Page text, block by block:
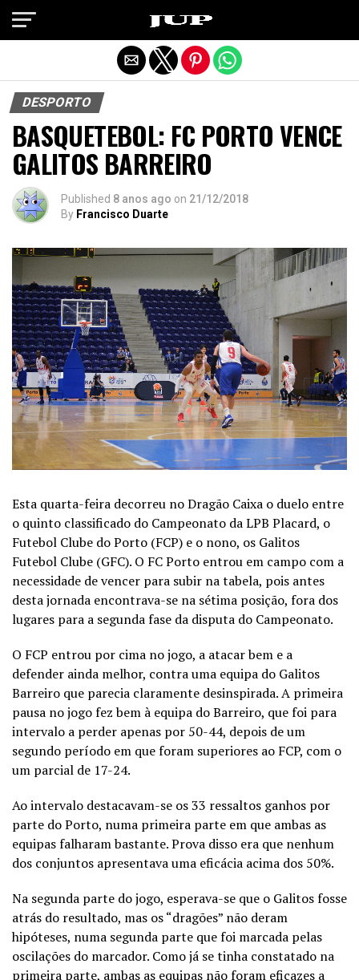
DESPORTO
BASQUETEBOL: FC PORTO VENCE
GALITOS BARREIRO
Published 8 anos ago on 21/12/2018
By Francisco Duarte
Esta quarta-feira decorreu no Dragão Caixa o duelo entre
o quinto classificado do Campeonato da LPB Placard, o
Futebol Clube do Porto (FCP) e o nono, os Galitos
Futebol Clube (GFC). O FC Porto entrou em campo com a
necessidade de vencer para subir na tabela, pois antes
desta jornada encontrava-se na sétima posição, fora dos
lugares para a segunda fase da disputa do Campeonato.
O FCP entrou por cima no jogo, a atacar bem e a
defender ainda melhor, contra uma equipa do Galitos
Barreiro que parecia claramente desinspirada. A primeira
pausa no jogo fez bem à equipa do Barreiro, que foi para
intervalo a perder apenas por 50-44, depois de um
segundo período em que foram superiores ao FCP, com o
um parcial de 17-24.
Ao intervalo destacavam-se os 33 ressaltos ganhos por
parte do Porto, numa primeira parte em que ambas as
equipas falharam bastante. Prova disso era que nenhum
dos conjuntos apresentava uma eficácia acima dos 50%.
Na segunda parte do jogo, esperava-se que o Galitos fosse
atrás do resultado, mas os “dragões” não deram
hipóteses, numa segunda parte que foi marcada pelas
oscilações do marcador. Como já se tinha constatado na
primeira parte, ambas as equipas não foram eficazes a
Exit mobile version